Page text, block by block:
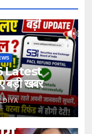
Latest
बड़ी खबर